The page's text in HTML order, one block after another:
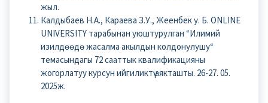
жыл.
Калдыбаев Н.А., Караева З.У., Жеенбек у. Б. ONLINE
UNIVERSITY тарабынан уюштурулган “Илимий
изилдөөдө жасалма акылдын колдонулушу“
темасындагы 72 сааттык квалификацияны
жогорлатуу курсун ийгиликтүү аякташты. 26-27. 05.
2025ж.